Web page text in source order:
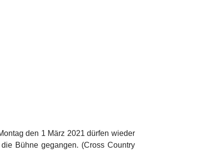
den 1 März 2021 dürfen wieder
Bühne gegangen. (Cross Country